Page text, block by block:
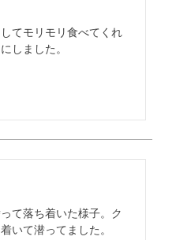
てモリモリ食べてくれ
しました。
て落ち着いた様子。ク
いて潜ってました。